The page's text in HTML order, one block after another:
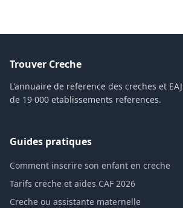
Trouver Creche
L'annuaire de reference des creches et
de 19 000 etablissements references.
Guides pratiques
Comment inscrire son enfant en creche
Tarifs creche et aides CAF 2026
Creche ou assistante maternelle